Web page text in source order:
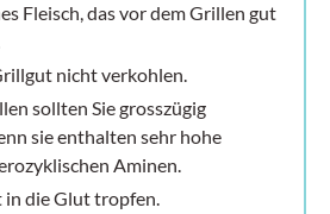
Fleisch, das vor dem Grillen gut
nicht verkohlen.
sollten Sie grosszügig
sie enthalten sehr hohe
Aminen.
in die Glut tropfen.